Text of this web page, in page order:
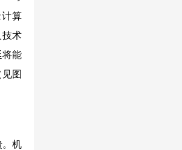
算
技术
将能
图
。机